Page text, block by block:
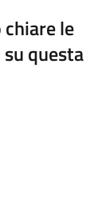
le
questa